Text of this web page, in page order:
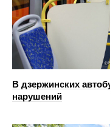
В дзержинских
нарушений